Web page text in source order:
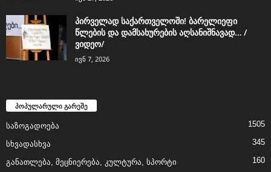
პირველად საქართველოში! ბარელიეფი
წლების და დამსახურების აღსანიშნავად… /
ვიდეო/
ივნ 7, 2026
პოპულარული გარეშე
საზოგადოება 1505
სხვადასხვა 345
განათლება, მეცნიერება, კულტურა, სპორტი 160